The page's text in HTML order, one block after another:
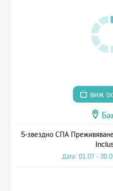
виж
5-звездно СПА
Дата: 01.07 -